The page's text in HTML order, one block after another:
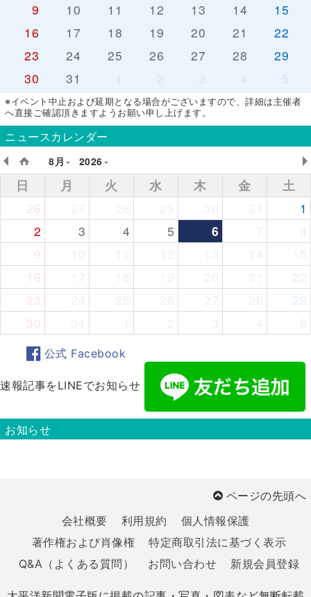
9
10 11 12 13 14
15
16
17 18 19 20 21
22
23
24 25 26 27 28
29
30
31 5
※イベント中止および延期となる場合がございますので、詳細は主催者
へ直接ご確認頂きますようお願い申し上げます。
ニュースカレンダー
8月
2026
日 月 火 水 木 金
土
26
1
2
3 4 5 6
8
9
15
16
22
23
29
30
5
公式 Facebook
速報記事をLINEでお知らせ
お知らせ
ページの先頭へ
会社概要
利用規約
個人情報保護
著作権および肖像権
特定商取引法に基づく表示
Q&A（よくある質問）
お問い合わせ 新規会員登録